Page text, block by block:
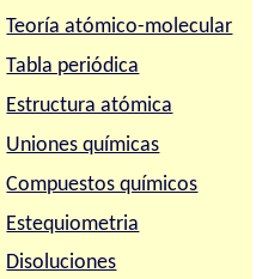
Teoría atómico-molecular
Tabla periódica
Estructura atómica
Uniones químicas
Compuestos químicos
Estequiometria
Disoluciones